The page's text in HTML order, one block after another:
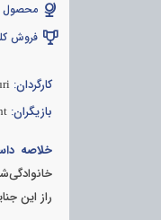
محصول
فروش
کارگردان:
بازیگران:
خلاصه
راز این